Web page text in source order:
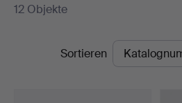
12 Objekte
Sortieren